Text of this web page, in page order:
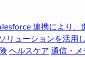
連携により、
リューションを活用
ヘルスケア 通信・メ